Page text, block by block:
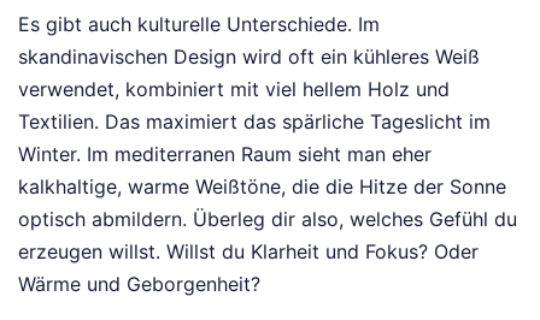
Es gibt auch kulturelle Unterschiede. Im
skandinavischen Design wird oft ein kühleres Weiß
verwendet, kombiniert mit viel hellem Holz und
Textilien. Das maximiert das spärliche Tageslicht im
Winter. Im mediterranen Raum sieht man eher
kalkhaltige, warme Weißtöne, die die Hitze der Sonne
optisch abmildern. Überleg dir also, welches Gefühl du
erzeugen willst. Willst du Klarheit und Fokus? Oder
Wärme und Geborgenheit?